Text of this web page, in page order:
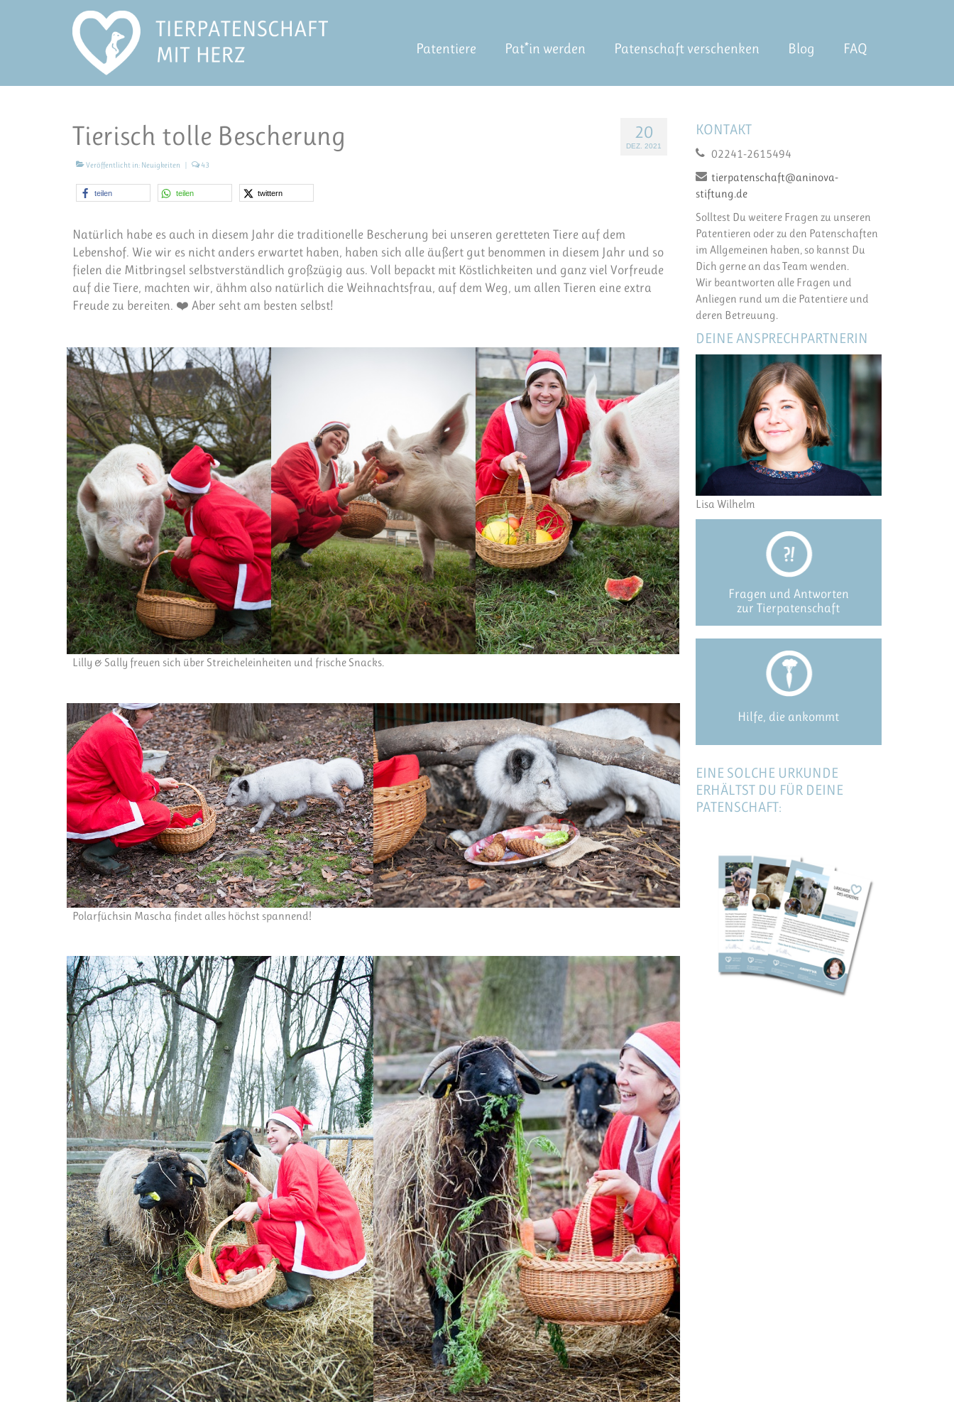
Patentiere Pat*in werden Patenschaft verschenken Blog FAQ
20
DEZ. 2021
Tierisch tolle Bescherung
Veröffentlicht in: Neuigkeiten 43
teilen teilen twittern
Natürlich habe es auch in diesem Jahr die traditionelle Bescherung bei unseren geretteten Tiere auf dem
Lebenshof. Wie wir es nicht anders erwartet haben, haben sich alle äußert gut benommen in diesem Jahr und so
fielen die Mitbringsel selbstverständlich großzügig aus. Voll bepackt mit Köstlichkeiten und ganz viel Vorfreude
auf die Tiere, machten wir, ähhm also natürlich die Weihnachtsfrau, auf dem Weg, um allen Tieren eine extra
Freude zu bereiten. ❤️ Aber seht am besten selbst!
Lilly & Sally freuen sich über Streicheleinheiten und frische Snacks.
Polarfüchsin Mascha findet alles höchst spannend!
KONTAKT
02241-2615494
tierpatenschaft@aninova-
stiftung.de
Solltest Du weitere Fragen zu unseren
Patentieren oder zu den Patenschaften
im Allgemeinen haben, so kannst Du
Dich gerne an das Team wenden.
Wir beantworten alle Fragen und
Anliegen rund um die Patentiere und
deren Betreuung.
DEINE ANSPRECHPARTNERIN
Lisa Wilhelm
Fragen und Antworten
zur Tierpatenschaft
Hilfe, die ankommt
EINE SOLCHE URKUNDE
ERHÄLTST DU FÜR DEINE
PATENSCHAFT: